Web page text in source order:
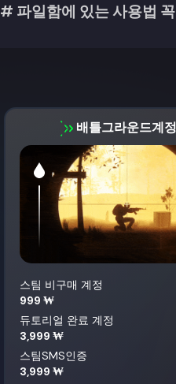
# 파일함에 있는 사용법
배틀그라운드계
스팀 비구매 계정
999 ₩
듀토리얼 완료 계정
3,999 ₩
스팀SMS인증
3,999 ₩